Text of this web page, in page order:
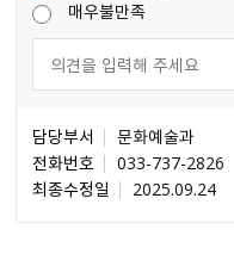
매우불만족
담당부서
문화예술과
전화번호
033-737-2826
최종수정일
2025.09.24